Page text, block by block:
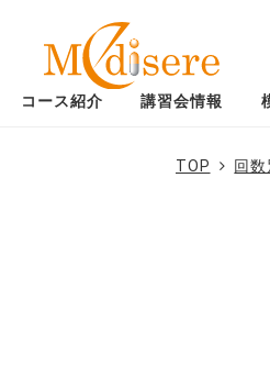
コース紹介 講習会情報
TOP 回